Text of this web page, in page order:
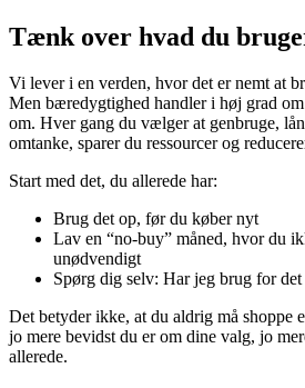
Tænk over hvad du
Vi lever i en verden, hvor det er nemt at
Men bæredygtighed handler i høj grad
om. Hver gang du vælger at genbruge,
omtanke, sparer du ressourcer og
Start med det, du allerede har:
Brug det op, før du køber nyt
Lav en “no-buy” måned, hvor du
unødvendigt
Spørg dig selv: Har jeg brug for
Det betyder ikke, at du aldrig må shoppe
jo mere bevidst du er om dine valg, jo
allerede.